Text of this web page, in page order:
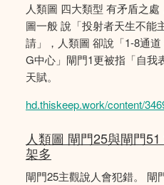
人類圖 四大類型 有矛盾之
圖一般 說「投射者天生不能
請」，人類圖 卻說「1-8通
G中心」閘門1更被指「自我
天賦。
hd.thiskeep.work/content/
人類圖 閘門25與閘門
架多
閘門25主觀說人會犯錯。 閘